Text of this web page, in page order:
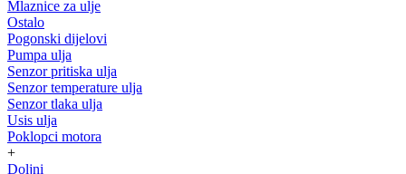
Mlaznice za ulje
Ostalo
Pogonski dijelovi
Pumpa ulja
Senzor pritiska ulja
Senzor temperature ulja
Senzor tlaka ulja
Usis ulja
Poklopci motora
+
Doljni